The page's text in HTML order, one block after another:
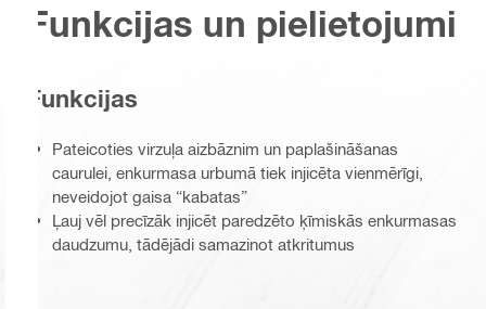
Funkcijas un pielietojumi
Funkcijas
Pateicoties virzuļa aizbāznim un paplašināšanas
caurulei, enkurmasa urbumā tiek injicēta vienmērīgi,
neveidojot gaisa “kabatas”
Ļauj vēl precīzāk injicēt paredzēto ķīmiskās enkurmasas
daudzumu, tādējādi samazinot atkritumus